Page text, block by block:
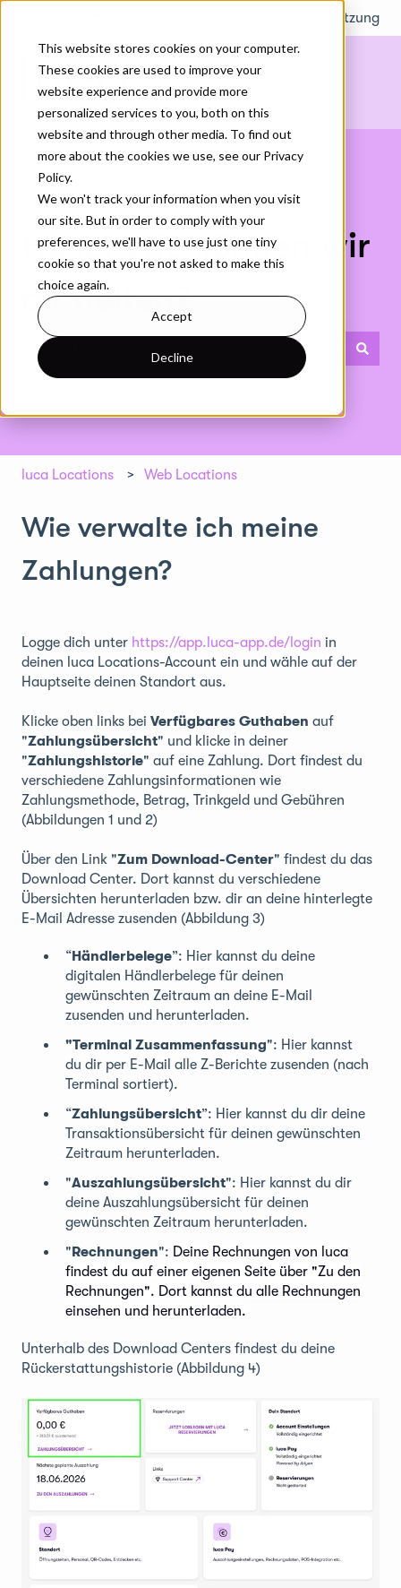
This website stores cookies on your computer.
These cookies are used to improve your
website experience and provide more
personalized services to you, both on this
website and through other media. To find out
more about the cookies we use, see our Privacy
Policy.
We won't track your information when you visit
our site. But in order to comply with your
preferences, we'll have to use just one tiny
cookie so that you're not asked to make this
choice again.
Accept
Decline
Mehr Unterstützung
Hallo. Wie können wir
dir helfen?
Es gibt keine Vorschläge, da das Suchfeld leer ist.
luca Locations Web Locations
Wie verwalte ich meine
Zahlungen?
Logge dich unter https://app.luca-app.de/login in
deinen luca Locations-Account ein und wähle auf der
Hauptseite deinen Standort aus.
Klicke oben links bei Verfügbares Guthaben auf
"Zahlungsübersicht" und klicke in deiner
"Zahlungshistorie" auf eine Zahlung. Dort findest du
verschiedene Zahlungsinformationen wie
Zahlungsmethode, Betrag, Trinkgeld und Gebühren
(Abbildungen 1 und 2)
Über den Link "Zum Download-Center" findest du das
Download Center. Dort kannst du verschiedene
Übersichten herunterladen bzw. dir an deine hinterlegte
E-Mail Adresse zusenden (Abbildung 3)
“Händlerbelege”: Hier kannst du deine
digitalen Händlerbelege für deinen
gewünschten Zeitraum an deine E-Mail
zusenden und herunterladen.
"Terminal Zusammenfassung": Hier kannst
du dir per E-Mail alle Z-Berichte zusenden (nach
Terminal sortiert).
“Zahlungsübersicht”: Hier kannst du dir deine
Transaktionsübersicht für deinen gewünschten
Zeitraum herunterladen.
"Auszahlungsübersicht": Hier kannst du dir
deine Auszahlungsübersicht für deinen
gewünschten Zeitraum herunterladen.
" Rechnungen": Deine Rechnungen von luca
findest du auf einer eigenen Seite über "Zu den
Rechnungen". Dort kannst du alle Rechnungen
einsehen und herunterladen.
Unterhalb des Download Centers findest du deine
Rückerstattungshistorie (Abbildung 4)